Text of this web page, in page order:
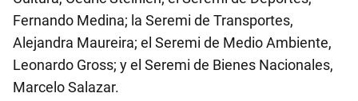
Fernando Medina; la Seremi de Transportes,
Alejandra Maureira; el Seremi de Medio Ambiente,
Leonardo Gross; y el Seremi de Bienes Nacionales,
Marcelo Salazar.